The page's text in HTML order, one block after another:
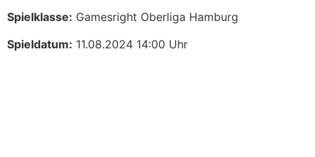
Spielklasse: Gamesright Oberliga Hamburg
Spieldatum: 11.08.2024 14:00 Uhr